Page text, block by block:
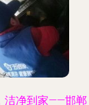
洁净到家——邯郸